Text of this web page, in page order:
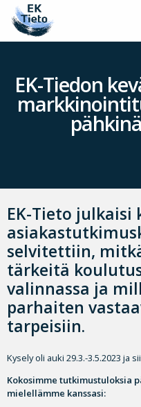
EK-Tiedon
EK-Tieto julkaisi
selvitettiin,
tärkeitä
valinnassa ja
parhaiten
tarpeisiin.
Kysely oli auki 29.3.-3.5.2023 ja
Kokosimme tutkimustuloksia
mielellämme kanssasi: